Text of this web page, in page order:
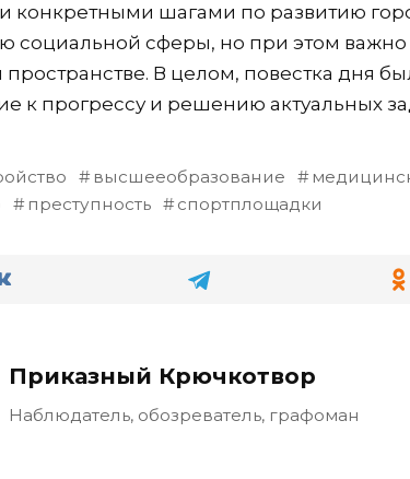
конкретными шагами по развитию
социальной сферы, но при этом важно
В целом, повестка дня
к прогрессу и решению актуальных
высшееобразование
преступность спортплощадки
Приказный Крючкотвор
Наблюдатель, обозреватель, графоман